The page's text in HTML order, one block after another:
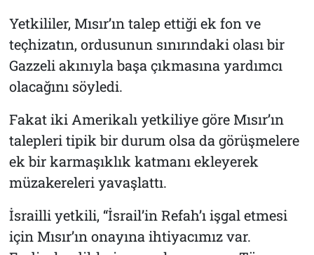
Yetkililer, Mısır’ın talep ettiği ek fon ve
teçhizatın, ordusunun sınırındaki olası bir
Gazzeli akınıyla başa çıkmasına yardımcı
olacağını söyledi.
Fakat iki Amerikalı yetkiliye göre Mısır’ın
talepleri tipik bir durum olsa da görüşmelere
ek bir karmaşıklık katmanı ekleyerek
müzakereleri yavaşlattı.
İsrailli yetkili, “İsrail’in Refah’ı işgal etmesi
için Mısır’ın onayına ihtiyacımız var.